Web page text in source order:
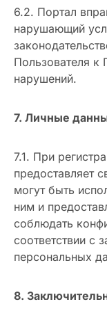
6.2. Портал
нарушающий
Пользователя к
нарушений.
7. Личные
7.1. При
предоставляет
могут быть
ним и
соблюдать
соответствии с
персональных
8.